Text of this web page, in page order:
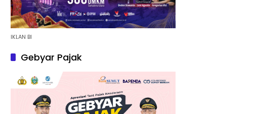
IKLAN BI
Gebyar Pajak